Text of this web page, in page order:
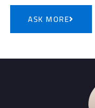
ASK MORE